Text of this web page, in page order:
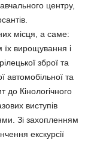
центру,
місця, а саме:
вирощування і
зброї та
автомобільної та
до Кінологічного
виступів
Зі захопленням
екскурсії